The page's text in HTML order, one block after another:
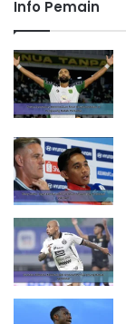
Info Pemain